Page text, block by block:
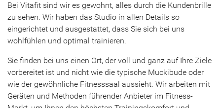
Bei Vitafit sind wir es gewohnt, alles durch die Kundenbrille
zu sehen. Wir haben das Studio in allen Details so
eingerichtet und ausgestattet, dass Sie sich bei uns
wohlfühlen und optimal trainieren.
Sie finden bei uns einen Ort, der voll und ganz auf Ihre Ziele
vorbereitet ist und nicht wie die typische Muckibude oder
wie der gewöhnliche Fitnesssaal aussieht. Wir arbeiten mit
Geräten und Methoden führender Anbieter im Fitness-